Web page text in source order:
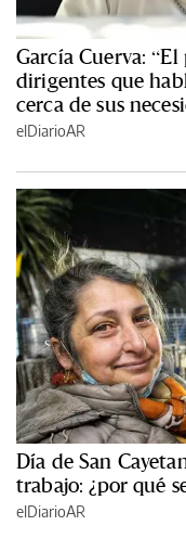
García Cuerva:
dirigentes que
cerca de sus
elDiarioAR
Día de San
trabajo: ¿por qué
elDiarioAR